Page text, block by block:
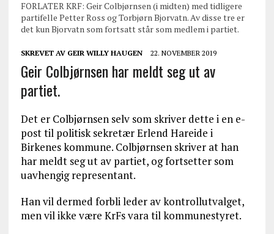
FORLATER KRF: Geir Colbjørnsen (i midten) med tidligere
partifelle Petter Ross og Torbjørn Bjorvatn. Av disse tre er
det kun Bjorvatn som fortsatt står som medlem i partiet.
SKREVET AV GEIR WILLY HAUGEN 22. NOVEMBER 2019
Geir Colbjørnsen har meldt seg ut av
partiet.
Det er Colbjørnsen selv som skriver dette i en e-
post til politisk sekretær Erlend Hareide i
Birkenes kommune. Colbjørnsen skriver at han
har meldt seg ut av partiet, og fortsetter som
uavhengig representant.
Han vil dermed forbli leder av kontrollutvalget,
men vil ikke være KrFs vara til kommunestyret.